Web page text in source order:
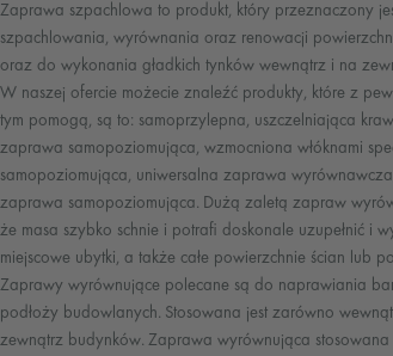
Zaprawa szpachlowa to produkt, który przeznaczony
szpachlowania, wyrównania oraz renowacji
oraz do wykonania gładkich tynków wewnątrz i na
W naszej ofercie możecie znaleźć produkty, które z
tym pomogą, są to: samoprzylepna, uszczelniająca
zaprawa samopoziomująca, wzmocniona włóknami
samopoziomująca, uniwersalna zaprawa
zaprawa samopoziomująca. Dużą zaletą zapraw
że masa szybko schnie i potrafi doskonale uzupełnić i
miejscowe ubytki, a także całe powierzchnie ścian lub
Zaprawy wyrównujące polecane są do naprawiania
podłoży budowlanych. Stosowana jest zarówno
zewnątrz budynków. Zaprawa wyrównująca stosowana